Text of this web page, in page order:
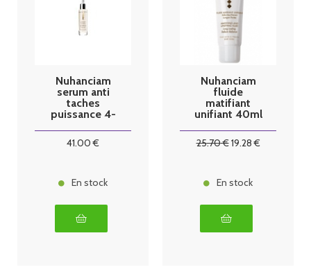
Nuhanciam
serum anti
taches
puissance 4-
41.00 €
En stock
Nuhanciam
fluide
matifiant
unifiant 40ml
25.70€19.28€
En stock